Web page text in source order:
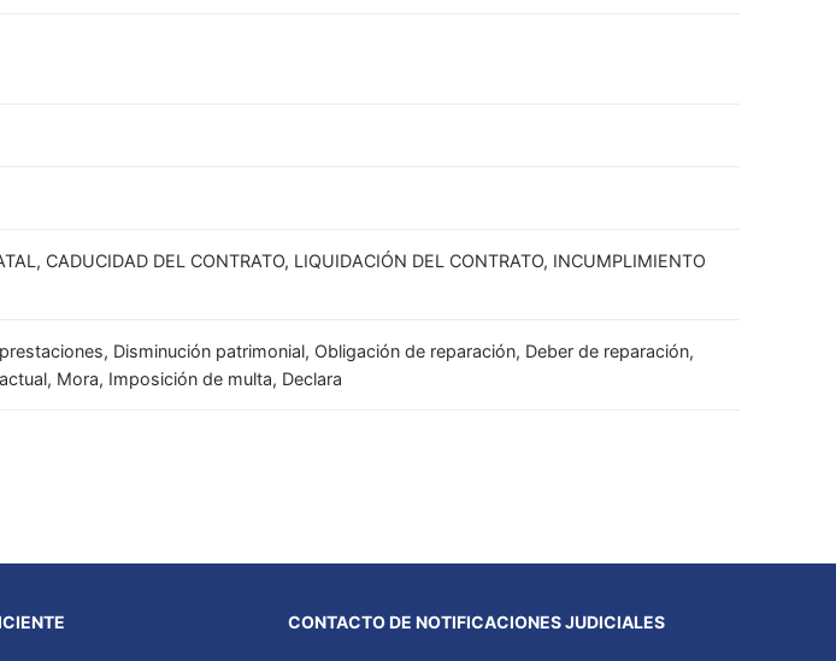
CADUCIDAD DEL CONTRATO, LIQUIDACIÓN DEL CONTRATO, INCUMPLIMIENTO
Disminución patrimonial, Obligación de reparación, Deber de reparación,
Mora, Imposición de multa, Declara
CONTACTO DE NOTIFICACIONES JUDICIALES